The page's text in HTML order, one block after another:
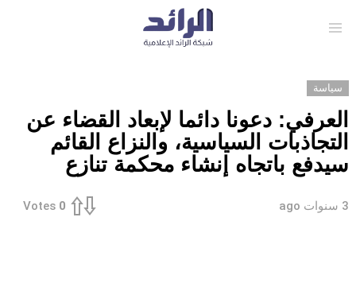
سياسة
العرفي: دعونا دائما لإبعاد القضاء عن
التجاذبات السياسية، والنزاع القائم
سيدفع باتجاه إنشاء محكمة تنازع
3 سنوات ago 0
Votes